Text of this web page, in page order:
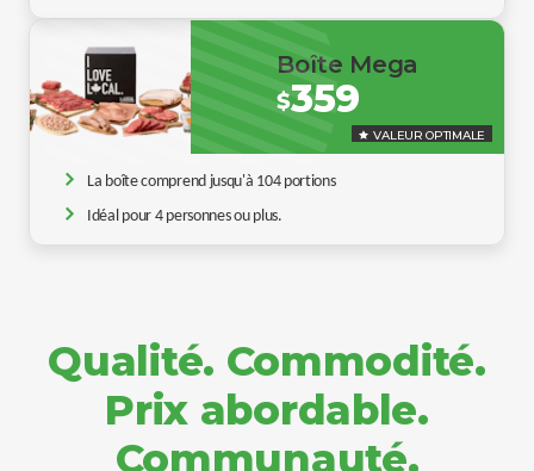
Boîte Mega
$359
VALEUR OPTIMALE
La boîte comprend jusqu'à 104 portions
Idéal pour 4 personnes ou plus.
Qualité. Commodité.
Prix abordable.
Communauté.